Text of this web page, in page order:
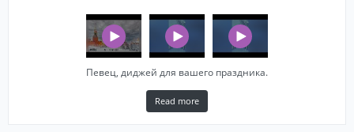
Певец, диджей для вашего праздника.
Read more